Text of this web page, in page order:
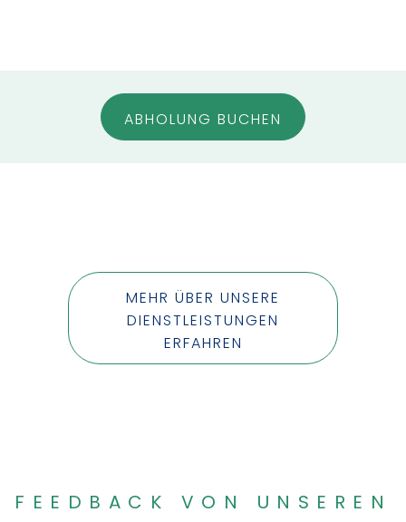
ABHOLUNG BUCHEN
MEHR ÜBER UNSERE
DIENSTLEISTUNGEN
ERFAHREN
FEEDBACK VON UNSEREN